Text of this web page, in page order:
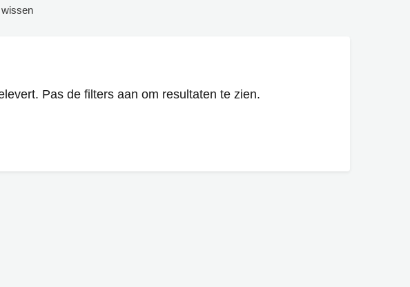
Pas de filters aan om resultaten te zien.